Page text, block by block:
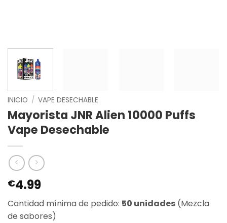
INICIO / VAPE DESECHABLE
Mayorista JNR Alien 10000 Puffs
Vape Desechable
€4.99
Cantidad mínima de pedido: 50 unidades (Mezcla
de sabores)